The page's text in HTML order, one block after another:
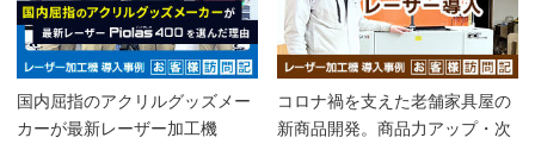
国内屈指のアクリルグッズメー
カーが最新レーザー加工機
コロナ禍を支えた老舗家具屋の
新商品開発。商品力アップ・次